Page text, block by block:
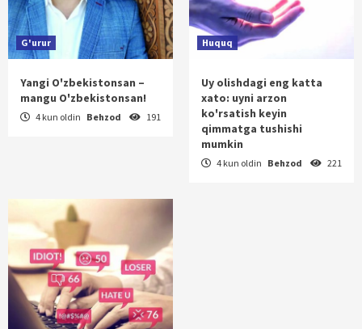
G'urur
Yangi O'zbekistonsan –
mangu O'zbekistonsan!
4 kun oldin Behzod 191
Huquq
Uy olishdagi eng katta
xato: uyni arzon
ko'rsatish keyin
qimmatga tushishi
mumkin
4 kun oldin Behzod 221